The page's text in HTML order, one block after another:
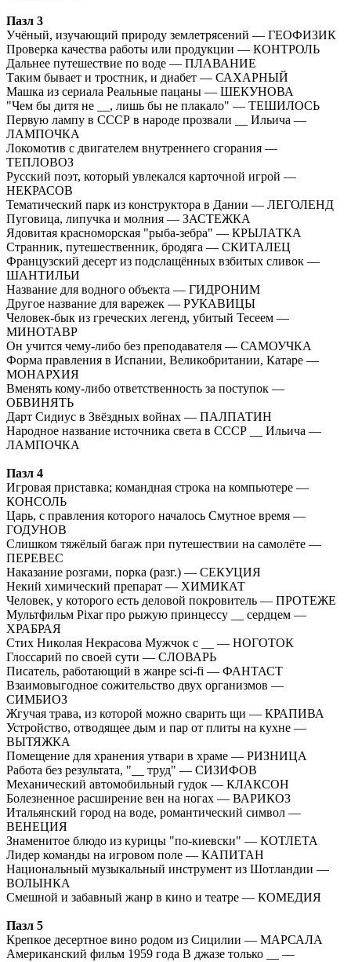
Пазл 3
Учёный, изучающий природу землетрясений — ГЕОФИЗИК
Проверка качества работы или продукции — КОНТРОЛЬ
Дальнее путешествие по воде — ПЛАВАНИЕ
Таким бывает и тростник, и диабет — САХАРНЫЙ
Машка из сериала Реальные пацаны — ШЕКУНОВА
"Чем бы дитя не __, лишь бы не плакало" — ТЕШИЛОСЬ
Первую лампу в СССР в народе прозвали __ Ильича —
ЛАМПОЧКА
Локомотив с двигателем внутреннего сгорания —
ТЕПЛОВОЗ
Русский поэт, который увлекался карточной игрой —
НЕКРАСОВ
Тематический парк из конструктора в Дании — ЛЕГОЛЕНД
Пуговица, липучка и молния — ЗАСТЕЖКА
Ядовитая красноморская "рыба-зебра" — КРЫЛАТКА
Странник, путешественник, бродяга — СКИТАЛЕЦ
Французский десерт из подслащённых взбитых сливок —
ШАНТИЛЬИ
Название для водного объекта — ГИДРОНИМ
Другое название для варежек — РУКАВИЦЫ
Человек-бык из греческих легенд, убитый Тесеем —
МИНОТАВР
Он учится чему-либо без преподавателя — САМОУЧКА
Форма правления в Испании, Великобритании, Катаре —
МОНАРХИЯ
Вменять кому-либо ответственность за поступок —
ОБВИНЯТЬ
Дарт Сидиус в Звёздных войнах — ПАЛПАТИН
Народное название источника света в СССР __ Ильича —
ЛАМПОЧКА
Пазл 4
Игровая приставка; командная строка на компьютере —
КОНСОЛЬ
Царь, с правления которого началось Смутное время —
ГОДУНОВ
Слишком тяжёлый багаж при путешествии на самолёте —
ПЕРЕВЕС
Наказание розгами, порка (разг.) — СЕКУЦИЯ
Некий химический препарат — ХИМИКАТ
Человек, у которого есть деловой покровитель — ПРОТЕЖЕ
Мультфильм Pixar про рыжую принцессу __ сердцем —
ХРАБРАЯ
Стих Николая Некрасова Мужчок с __ — НОГОТОК
Глоссарий по своей сути — СЛОВАРЬ
Писатель, работающий в жанре sci-fi — ФАНТАСТ
Взаимовыгодное сожительство двух организмов —
СИМБИОЗ
Жгучая трава, из которой можно сварить щи — КРАПИВА
Устройство, отводящее дым и пар от плиты на кухне —
ВЫТЯЖКА
Помещение для хранения утвари в храме — РИЗНИЦА
Работа без результата, "__ труд" — СИЗИФОВ
Механический автомобильный гудок — КЛАКСОН
Болезненное расширение вен на ногах — ВАРИКОЗ
Итальянский город на воде, романтический символ —
ВЕНЕЦИЯ
Знаменитое блюдо из курицы "по-киевски" — КОТЛЕТА
Лидер команды на игровом поле — КАПИТАН
Национальный музыкальный инструмент из Шотландии —
ВОЛЫНКА
Смешной и забавный жанр в кино и театре — КОМЕДИЯ
Пазл 5
Крепкое десертное вино родом из Сицилии — МАРСАЛА
Американский фильм 1959 года В джазе только __ —